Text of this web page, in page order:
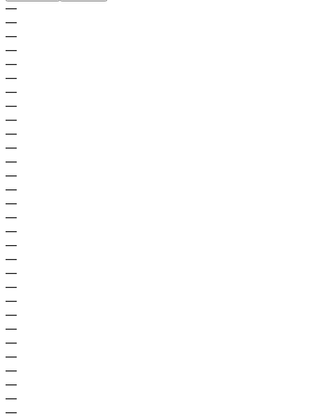
—
—
—
—
—
—
—
—
—
—
—
—
—
—
—
—
—
—
—
—
—
—
—
—
—
—
—
—
—
—